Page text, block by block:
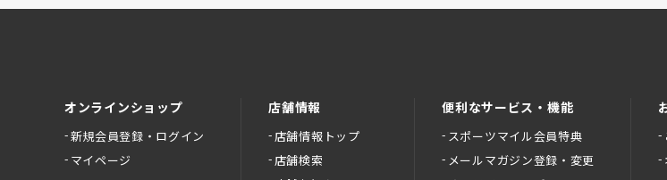
オンラインショップ
新規会員登録・ログイン
マイページ
店舗情報
店舗情報トップ
店舗検索
便利なサービス・機能
スポーツマイル会員特典
メールマガジン登録・変更